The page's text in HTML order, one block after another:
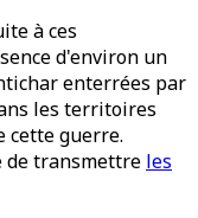
à ces
d'environ un
enterrées par
les territoires
cette guerre.
de transmettre les